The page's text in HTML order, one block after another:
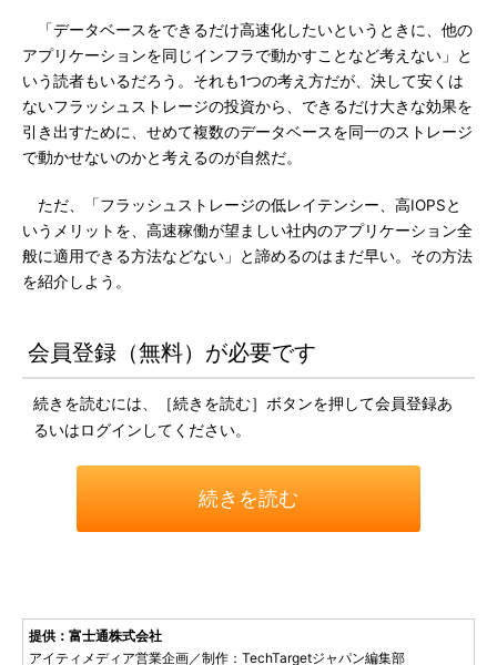
「データベースをできるだけ高速化したいというときに、他の
アプリケーションを同じインフラで動かすことなど考えない」と
いう読者もいるだろう。それも1つの考え方だが、決して安くは
ないフラッシュストレージの投資から、できるだけ大きな効果を
引き出すために、せめて複数のデータベースを同一のストレージ
で動かせないのかと考えるのが自然だ。
ただ、「フラッシュストレージの低レイテンシー、高IOPSと
いうメリットを、高速稼働が望ましい社内のアプリケーション全
般に適用できる方法などない」と諦めるのはまだ早い。その方法
を紹介しよう。
会員登録（無料）が必要です
続きを読むには、［続きを読む］ボタンを押して会員登録あ
るいはログインしてください。
続きを読む
提供：富士通株式会社
アイティメディア営業企画／制作：TechTargetジャパン編集部